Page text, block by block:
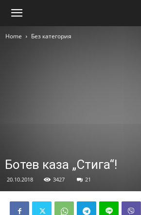
Home Без категория
Ботев каза „Стига“!
20.10.2018 3427 21